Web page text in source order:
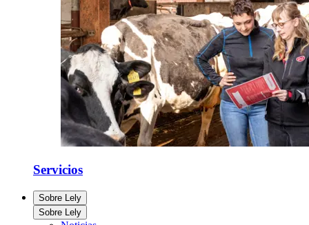
Servicios
Sobre Lely
Sobre Lely